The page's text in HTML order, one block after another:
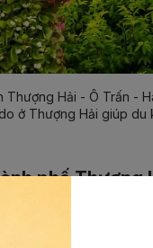
Hải - Ô Trấn -
ở Thượng Hải giúp
phố Thượng
thích ngắm thành phố,